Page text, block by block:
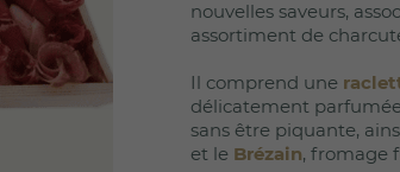
nouvelles saveurs,
assortiment de
Il comprend une
délicatement
sans être piquante,
et le Brézain, fromage